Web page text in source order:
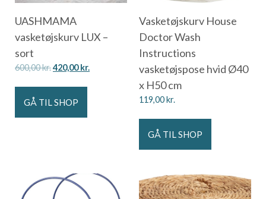
UASHMAMA
vasketøjskurv LUX –
sort
600,00kr.420,00kr.
GÅ TIL SHOP
Vasketøjskurv House
Doctor Wash
Instructions
vasketøjspose hvid Ø40
x H50 cm
119,00kr.
GÅ TIL SHOP